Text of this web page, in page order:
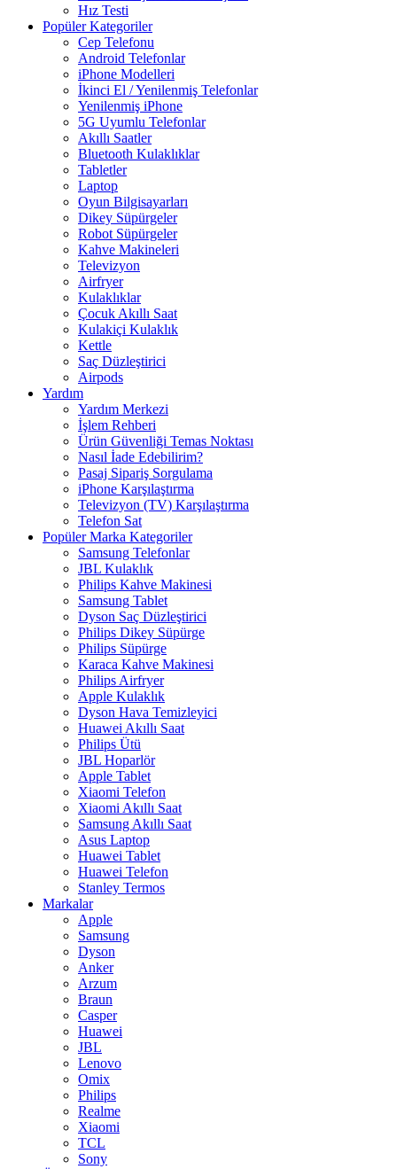
Hız Testi
Popüler Kategoriler
Cep Telefonu
Android Telefonlar
iPhone Modelleri
İkinci El / Yenilenmiş Telefonlar
Yenilenmiş iPhone
5G Uyumlu Telefonlar
Akıllı Saatler
Bluetooth Kulaklıklar
Tabletler
Laptop
Oyun Bilgisayarları
Dikey Süpürgeler
Robot Süpürgeler
Kahve Makineleri
Televizyon
Airfryer
Kulaklıklar
Çocuk Akıllı Saat
Kulakiçi Kulaklık
Kettle
Saç Düzleştirici
Airpods
Yardım
Yardım Merkezi
İşlem Rehberi
Ürün Güvenliği Temas Noktası
Nasıl İade Edebilirim?
Pasaj Sipariş Sorgulama
iPhone Karşılaştırma
Televizyon (TV) Karşılaştırma
Telefon Sat
Popüler Marka Kategoriler
Samsung Telefonlar
JBL Kulaklık
Philips Kahve Makinesi
Samsung Tablet
Dyson Saç Düzleştirici
Philips Dikey Süpürge
Philips Süpürge
Karaca Kahve Makinesi
Philips Airfryer
Apple Kulaklık
Dyson Hava Temizleyici
Huawei Akıllı Saat
Philips Ütü
JBL Hoparlör
Apple Tablet
Xiaomi Telefon
Xiaomi Akıllı Saat
Samsung Akıllı Saat
Asus Laptop
Huawei Tablet
Huawei Telefon
Stanley Termos
Markalar
Apple
Samsung
Dyson
Anker
Arzum
Braun
Casper
Huawei
JBL
Lenovo
Omix
Philips
Realme
Xiaomi
TCL
Sony